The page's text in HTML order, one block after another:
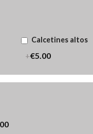
Calcetines altos
+€5.00